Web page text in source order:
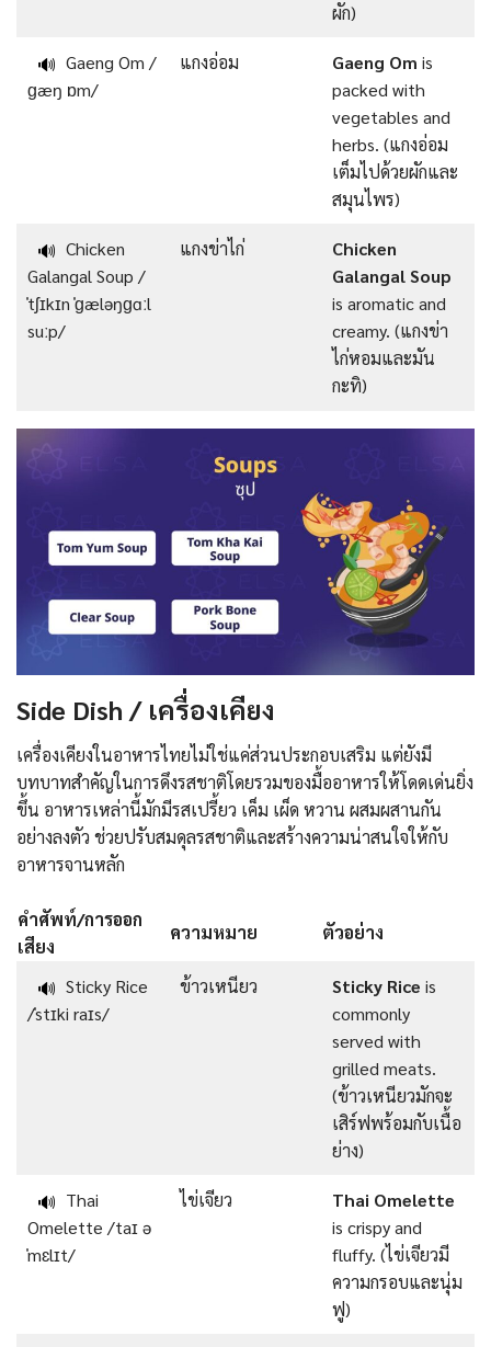
ผัก)
🔊 Gaeng Om /
ɡæŋ ɒm/
แกงอ่อม Gaeng Om is
packed with
vegetables and
herbs. (แกงอ่อม
เต็มไปด้วยผักและ
สมุนไพร)
🔊 Chicken
Galangal Soup /
ˈtʃɪkɪn ˈɡæləŋɡɑːl
suːp/
แกงข่าไก่
Chicken
Galangal Soup
is aromatic and
creamy. (แกงข่า
ไก่หอมและมัน
กะทิ)
Side Dish / เครื่องเคียง
เครื่องเคียงในอาหารไทยไม่ใช่แค่ส่วนประกอบเสริม แต่ยังมี
บทบาทสำคัญในการดึงรสชาติโดยรวมของมื้ออาหารให้โดดเด่นยิ่ง
ขึ้น อาหารเหล่านี้มักมีรสเปรี้ยว เค็ม เผ็ด หวาน ผสมผสานกัน
อย่างลงตัว ช่วยปรับสมดุลรสชาติและสร้างความน่าสนใจให้กับ
อาหารจานหลัก
คำศัพท์/การออก
เสียง
ความหมาย ตัวอย่าง
🔊 Sticky Rice
/ˈstɪki raɪs/
ข้าวเหนียว Sticky Rice is
commonly
served with
grilled meats.
(ข้าวเหนียวมักจะ
เสิร์ฟพร้อมกับเนื้อ
ย่าง)
🔊 Thai
Omelette /taɪ ə
ˈmɛlɪt/
ไข่เจียว
Thai Omelette
is crispy and
fluffy. (ไข่เจียวมี
ความกรอบและนุ่ม
ฟู)